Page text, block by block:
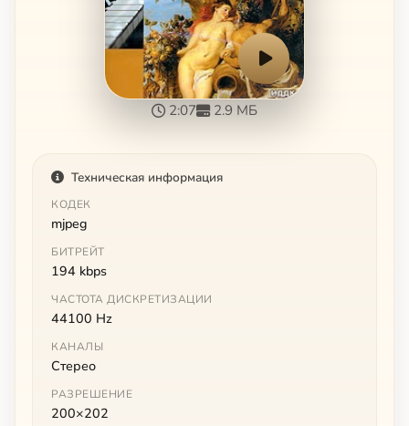
2:07 2.9 МБ
Техническая информация
КОДЕК
mjpeg
БИТРЕЙТ
194 kbps
ЧАСТОТА ДИСКРЕТИЗАЦИИ
44100 Hz
КАНАЛЫ
Стерео
РАЗРЕШЕНИЕ
200×202